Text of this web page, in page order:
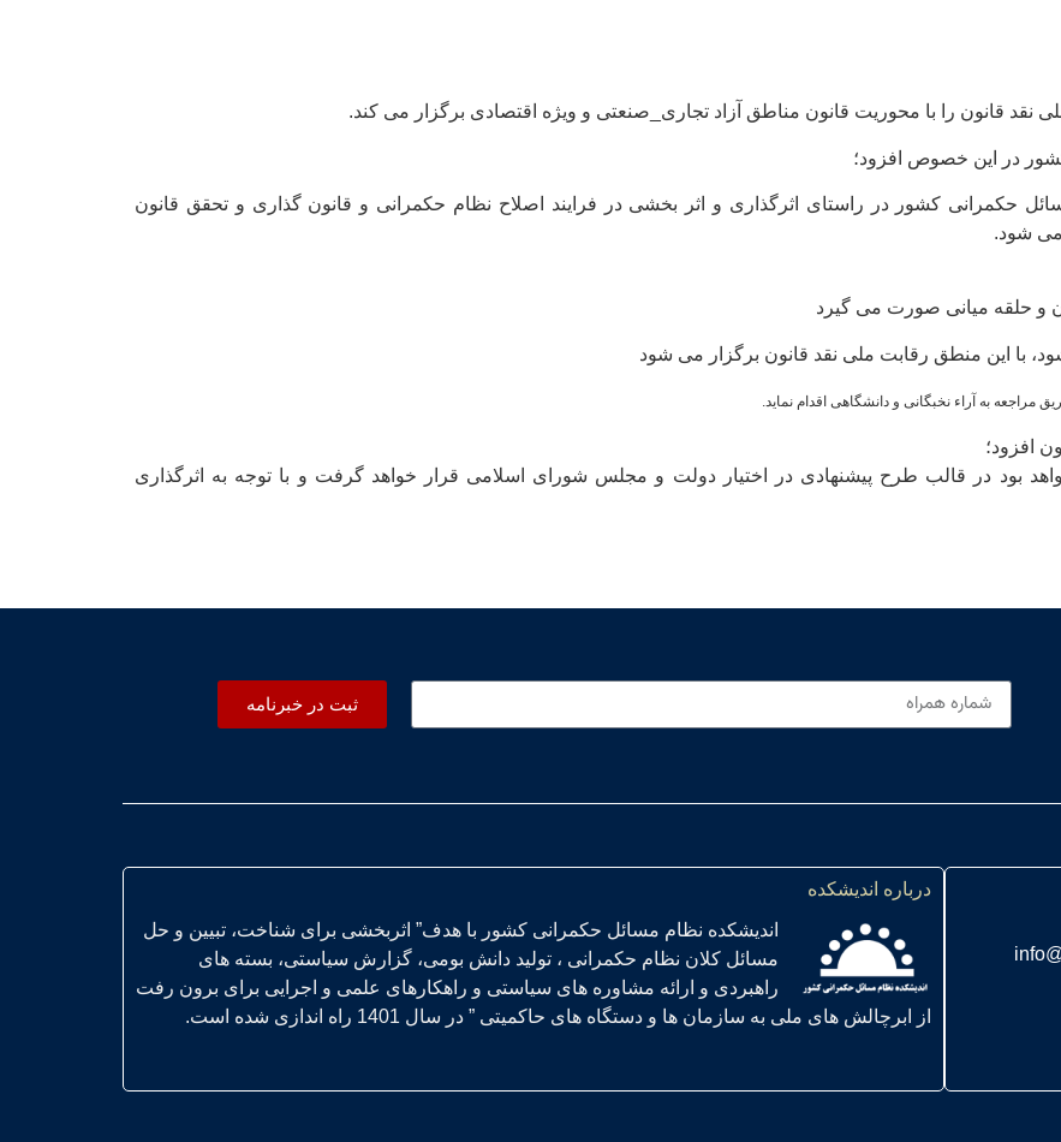
نقد قانون را با محوریت قانون مناطق آزاد تجاری_صنعتی و ویژه اقتصادی برگزار می کند.
در این خصوص افزود؛
حکمرانی کشور در راستای اثرگذاری و اثر بخشی در فرایند اصلاح نظام حکمرانی و قانون گذاری و تحقق قانون
می شود.
و حلقه میانی صورت می گیرد
با این منطق رقابت ملی نقد قانون برگزار می شود
مراجعه به آراء نخبگانی و دانشگاهی اقدام نماید.
افزود؛
بود در قالب طرح پیشنهادی در اختیار دولت و مجلس شورای اسلامی قرار خواهد گرفت و با توجه به اثرگذاری
ثبت در خبرنامه
درباره اندیشکده
اندیشکده نظام مسائل حکمرانی کشور با هدف” اثربخشی برای شناخت، تبیین و حل
مسائل کلان نظام حکمرانی ، تولید دانش بومی، گزارش سیاستی، بسته های
راهبردی و ارائه مشاوره های سیاستی و راهکارهای علمی و اجرایی برای برون رفت
از ابرچالش های ملی به سازمان ها و دستگاه های حاکمیتی ” در سال 1401 راه اندازی شده است.